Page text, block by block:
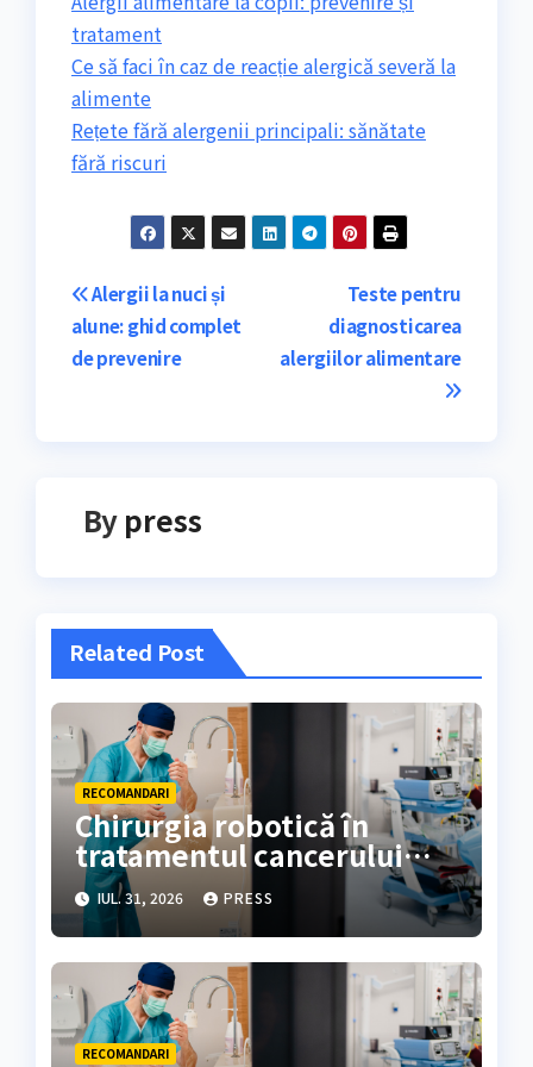
tratament
Ce să faci în caz de reacție alergică severă la
alimente
Rețete fără alergenii principali: sănătate
fără riscuri
Navigare
în
Teste pentru
diagnosticarea
alergiilor alimentare
Alergii la nuci și
alune: ghid complet
de prevenire
By press
Related Post
RECOMANDARI
Chirurgia robotică în
tratamentul cancerului
colorectal
IUL. 31, 2026 PRESS
RECOMANDARI